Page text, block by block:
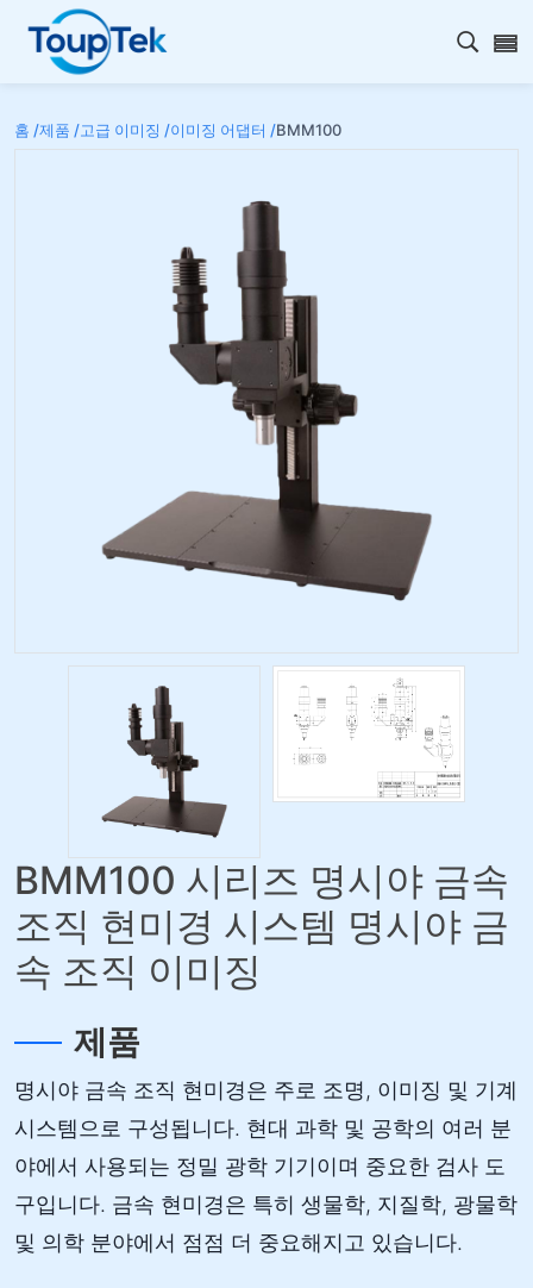
검색
홈 /제품 /고급 이미징 /이미징 어댑터 /BMM100
BMM100 시리즈 명시야 금속
조직 현미경 시스템 명시야 금
속 조직 이미징
제품
명시야 금속 조직 현미경은 주로 조명, 이미징 및 기계
시스템으로 구성됩니다. 현대 과학 및 공학의 여러 분
야에서 사용되는 정밀 광학 기기이며 중요한 검사 도
구입니다. 금속 현미경은 특히 생물학, 지질학, 광물학
및 의학 분야에서 점점 더 중요해지고 있습니다.